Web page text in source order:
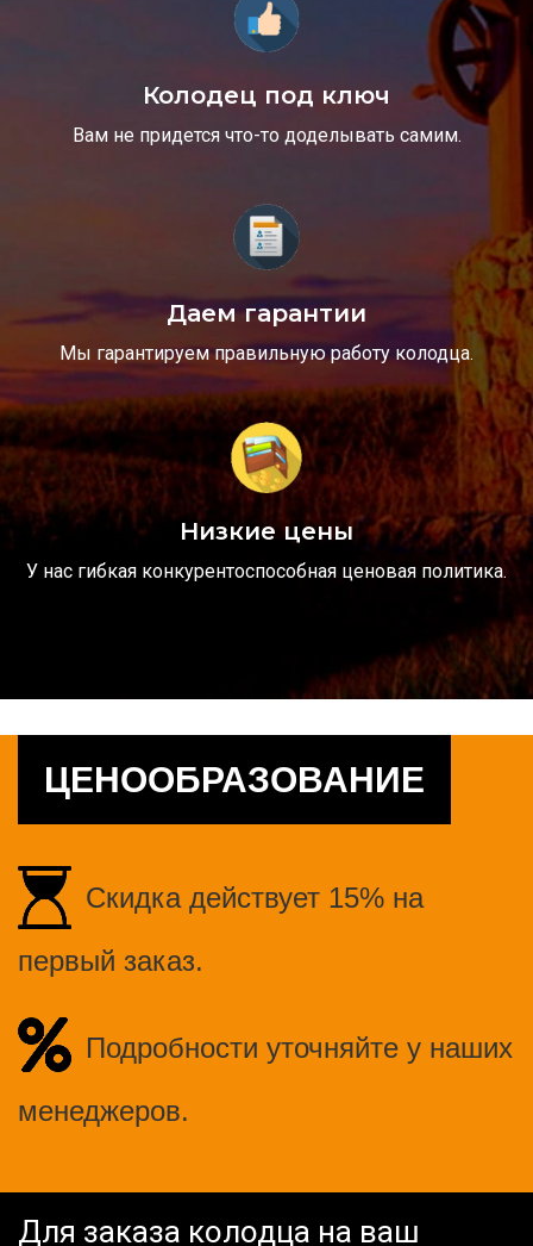
Колодец под ключ
Вам не придется что-то доделывать самим.
Даем гарантии
Мы гарантируем правильную работу колодца.
Низкие цены
У нас гибкая конкурентоспособная ценовая политика.
ЦЕНООБРАЗОВАНИЕ
Скидка действует 15% на
первый заказ.
Подробности уточняйте у наших
менеджеров.
Для заказа колодца на ваш